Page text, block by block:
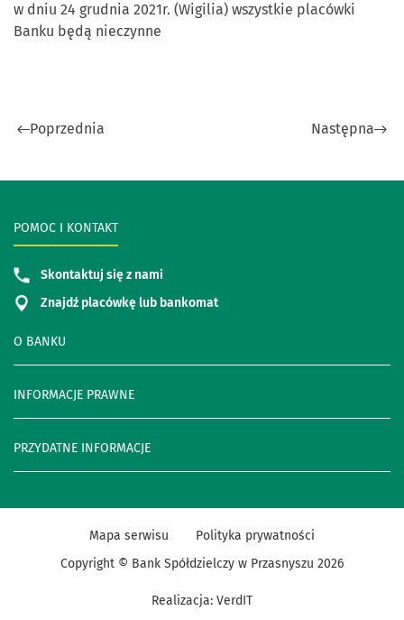
w dniu 24 grudnia 2021r. (Wigilia) wszystkie placówki
Banku będą nieczynne
Poprzednia Następna
O BANKU
INFORMACJE PRAWNE
PRZYDATNE INFORMACJE
POMOC I KONTAKT
Skontaktuj się z nami
Znajdź placówkę lub bankomat
Realizacja: VerdIT
Mapa serwisu
Polityka prywatności
Copyright © Bank Spółdzielczy w Przasnyszu 2026